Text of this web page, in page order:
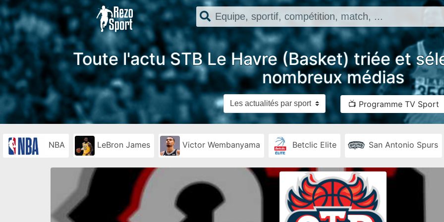
Toute l'actu STB Le Havre (Basket) triée et
nombreux médias
📺 Programme TV Sport
NBA LeBron James Victor Wembanyama Betclic Elite San Antonio Spurs